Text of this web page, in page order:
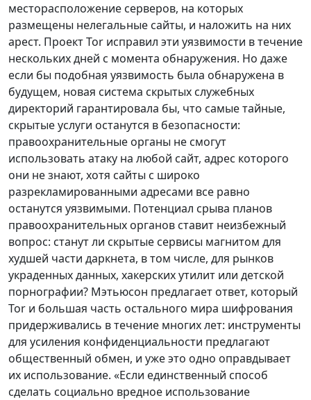
месторасположение серверов, на которых
размещены нелегальные сайты, и наложить на них
арест. Проект Tor исправил эти уязвимости в течение
нескольких дней с момента обнаружения. Но даже
если бы подобная уязвимость была обнаружена в
будущем, новая система скрытых служебных
директорий гарантировала бы, что самые тайные,
скрытые услуги останутся в безопасности:
правоохранительные органы не смогут
использовать атаку на любой сайт, адрес которого
они не знают, хотя сайты с широко
разрекламированными адресами все равно
останутся уязвимыми. Потенциал срыва планов
правоохранительных органов ставит неизбежный
вопрос: станут ли скрытые сервисы магнитом для
худшей части даркнета, в том числе, для рынков
украденных данных, хакерских утилит или детской
порнографии? Мэтьюсон предлагает ответ, который
Tor и большая часть остального мира шифрования
придерживались в течение многих лет: инструменты
для усиления конфиденциальности предлагают
общественный обмен, и уже это одно оправдывает
их использование. «Если единственный способ
сделать социально вредное использование